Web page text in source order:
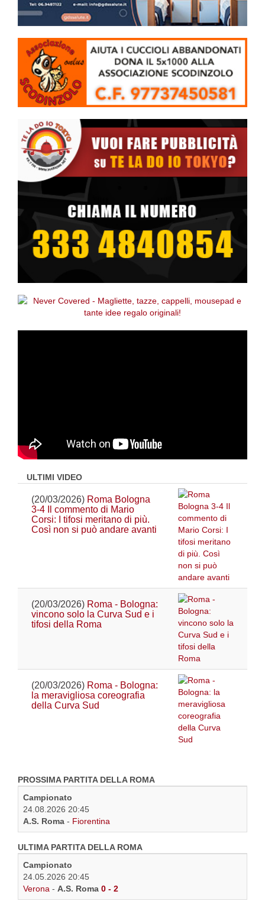
ULTIMI VIDEO
(20/03/2026) Roma Bologna
3-4 Il commento di Mario
Corsi: I tifosi meritano di più.
Così non si può andare avanti
(20/03/2026) Roma - Bologna:
vincono solo la Curva Sud e i
tifosi della Roma
(20/03/2026) Roma - Bologna:
la meravigliosa coreografia
della Curva Sud
PROSSIMA PARTITA DELLA ROMA
Campionato
24.08.2026 20:45
A.S. Roma - Fiorentina
ULTIMA PARTITA DELLA ROMA
Campionato
24.05.2026 20:45
Verona - A.S. Roma 0 - 2